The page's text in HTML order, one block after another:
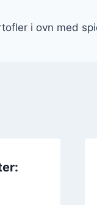
i ovn med